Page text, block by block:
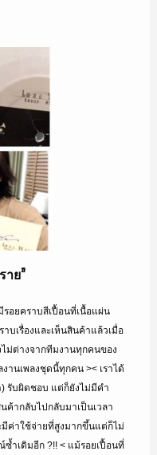
าย”
รอยคราบสีเปื้อนที่เนื้อแผ่น
บเรื่องและเห็นสินค้าแล้วเมื่อ
ม่ต่างจากทีมงานทุกคนของ
านเพลงชุดนี้ทุกคน >< เราได้
) รับผิดชอบ แต่ก็ยังไม่มีคำ
ค้ากลับไปกลับมาเป็นเวลา
ค่าใช้จ่ายที่สูงมากขึ้นแต่ก็ไม่
ซ้ำเดิมอีก ?!! < แม้รอยเปื้อนที่